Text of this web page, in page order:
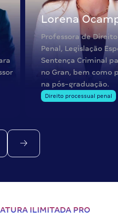
Lorena
Professora de
Penal, Legislação
Sentença Criminal
no Gran, bem como
na pós-graduação.
Direito processual penal
ILIMITADA PRO